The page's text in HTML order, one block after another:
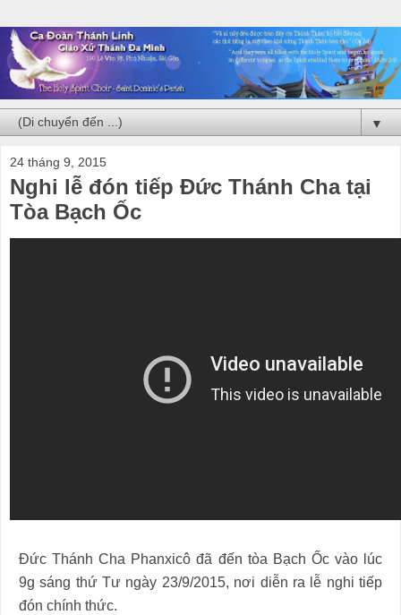
▼
24 tháng 9, 2015
Nghi lễ đón tiếp Đức Thánh Cha tại
Tòa Bạch Ốc
Đức Thánh Cha Phanxicô đã đến tòa Bạch Ốc vào lúc
9g sáng thứ Tư ngày 23/9/2015, nơi diễn ra lễ nghi tiếp
đón chính thức.